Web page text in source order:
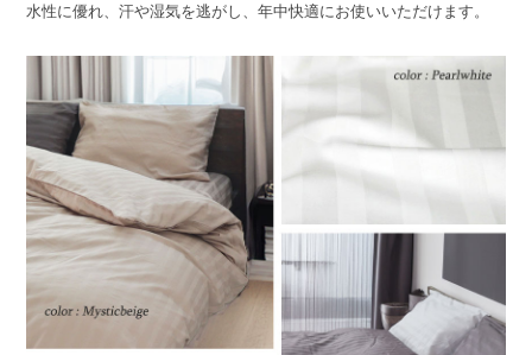
水性に優れ、汗や湿気を逃がし、年中快適にお使いいただけます。